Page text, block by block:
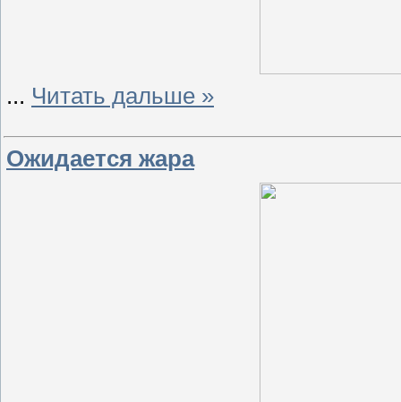
... Читать дальше »
Ожидается жара